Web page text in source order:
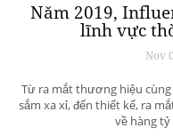
Năm 2019,
lĩnh vực
Nov
Từ ra mắt thương hiệu
sắm xa xỉ, đến thiết kế, ra
về hàng tỷ